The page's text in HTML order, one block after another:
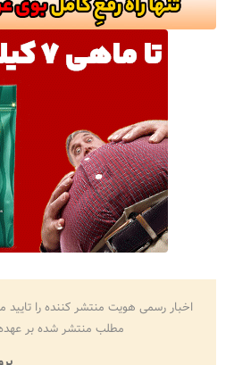
اخبار رسمی هویت منتشر کننده را
مطلب منتشر شده بر